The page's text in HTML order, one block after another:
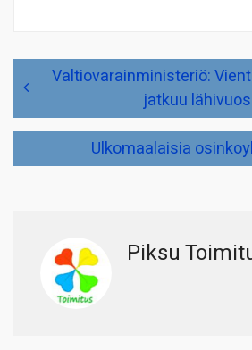
Artikkelien
selaus Valtiovarainministeriö:
jatkuu
Ulkomaalaisia
Piksu